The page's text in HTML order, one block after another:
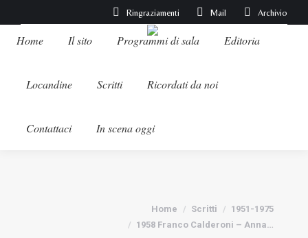
Ringraziamenti Mail Archivio
Home Il sito Programmi di sala Editoria
Locandine Scritti Ricordati da noi
Contattaci In scena oggi
Home Scritti
1951-1975
1958 Franco Calderoni – Anna…